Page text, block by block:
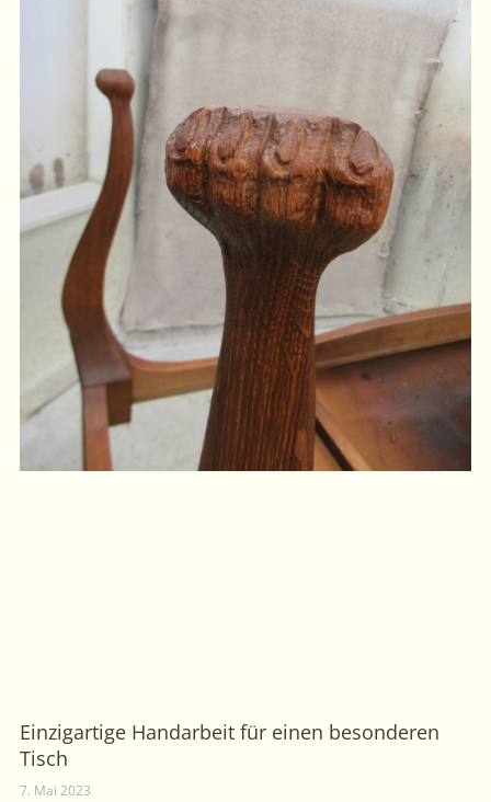
Einzigartige Handarbeit für einen besonderen
Tisch
7. Mai 2023